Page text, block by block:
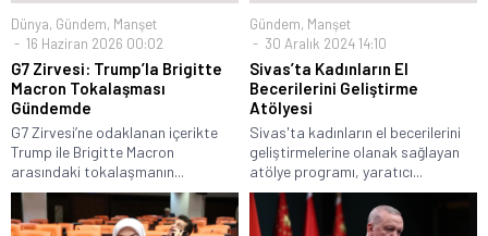
Dünya, Gündem, Manşet
16 Haziran 2026 00:02
G7 Zirvesi: Trump’la Brigitte
Macron Tokalaşması
Gündemde
G7 Zirvesi’ne odaklanan içerikte
Trump ile Brigitte Macron
arasındaki tokalaşmanın...
Gündem, Manşet
30 Aralık 2024 14:10
Sivas’ta Kadınların El
Becerilerini Geliştirme
Atölyesi
Sivas'ta kadınların el becerilerini
geliştirmelerine olanak sağlayan
atölye programı, yaratıcı...